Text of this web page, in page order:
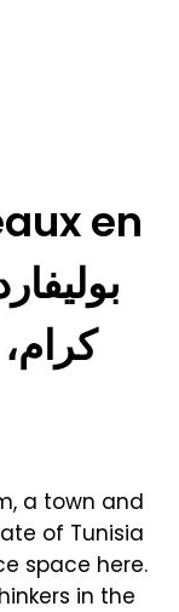
en
a town and
of Tunisia
space here.
in the